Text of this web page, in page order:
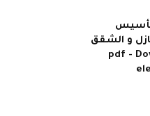
و الشقق
pdf -